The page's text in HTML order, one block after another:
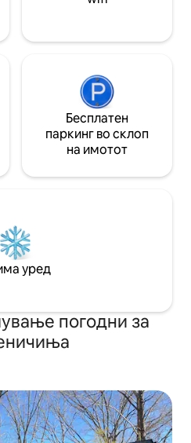
Бесплатен
паркинг во склоп
на имотот
уред
погодни за
на гостите“